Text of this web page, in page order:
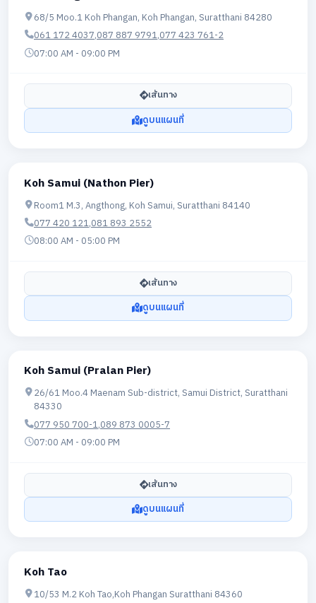
68/5 Moo.1 Koh Phangan, Koh Phangan, Suratthani 84280
061 172 4037,087 887 9791,077 423 761-2
07:00 AM - 09:00 PM
เส้นทาง
ดูบนแผนที่
Koh Samui (Nathon Pier)
Room1 M.3, Angthong, Koh Samui, Suratthani 84140
077 420 121,081 893 2552
08:00 AM - 05:00 PM
เส้นทาง
ดูบนแผนที่
Koh Samui (Pralan Pier)
26/61 Moo.4 Maenam Sub-district, Samui District, Suratthani
84330
077 950 700-1,089 873 0005-7
07:00 AM - 09:00 PM
เส้นทาง
ดูบนแผนที่
Koh Tao
10/53 M.2 Koh Tao,Koh Phangan Suratthani 84360